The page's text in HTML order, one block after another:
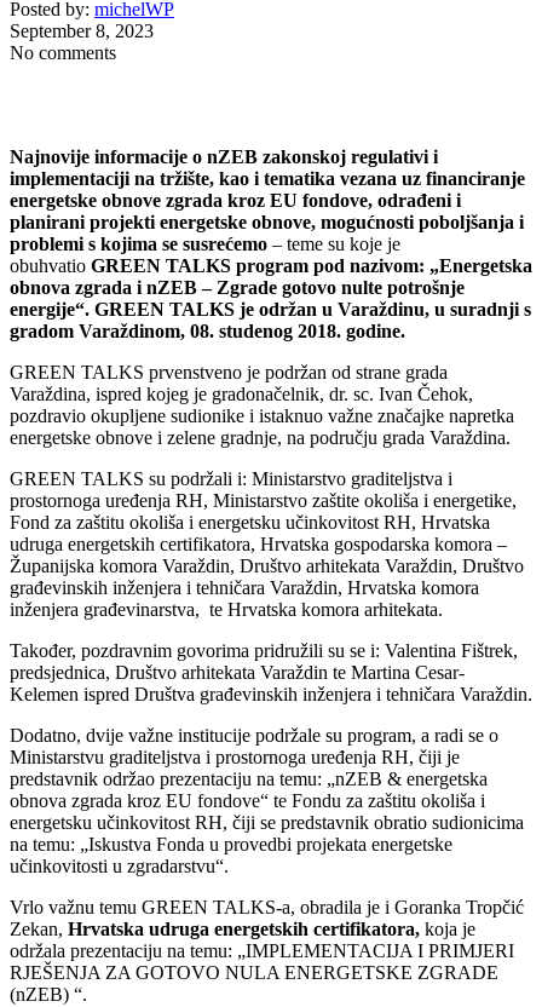
Posted by: michelWP
September 8, 2023
No comments
Najnovije informacije o nZEB zakonskoj regulativi i
implementaciji na tržište, kao i tematika vezana uz financiranje
energetske obnove zgrada kroz EU fondove, odrađeni i
planirani projekti energetske obnove, mogućnosti poboljšanja i
problemi s kojima se susrećemo – teme su koje je
obuhvatio GREEN TALKS program pod nazivom: „Energetska
obnova zgrada i nZEB – Zgrade gotovo nulte potrošnje
energije“. GREEN TALKS je održan u Varaždinu, u suradnji s
gradom Varaždinom, 08. studenog 2018. godine.
GREEN TALKS prvenstveno je podržan od strane grada
Varaždina, ispred kojeg je gradonačelnik, dr. sc. Ivan Čehok,
pozdravio okupljene sudionike i istaknuo važne značajke napretka
energetske obnove i zelene gradnje, na području grada Varaždina.
GREEN TALKS su podržali i: Ministarstvo graditeljstva i
prostornoga uređenja RH, Ministarstvo zaštite okoliša i energetike,
Fond za zaštitu okoliša i energetsku učinkovitost RH, Hrvatska
udruga energetskih certifikatora, Hrvatska gospodarska komora –
Županijska komora Varaždin, Društvo arhitekata Varaždin, Društvo
građevinskih inženjera i tehničara Varaždin, Hrvatska komora
inženjera građevinarstva, te Hrvatska komora arhitekata.
Također, pozdravnim govorima pridružili su se i: Valentina Fištrek,
predsjednica, Društvo arhitekata Varaždin te Martina Cesar-
Kelemen ispred Društva građevinskih inženjera i tehničara Varaždin.
Dodatno, dvije važne institucije podržale su program, a radi se o
Ministarstvu graditeljstva i prostornoga uređenja RH, čiji je
predstavnik održao prezentaciju na temu: „nZEB & energetska
obnova zgrada kroz EU fondove“ te Fondu za zaštitu okoliša i
energetsku učinkovitost RH, čiji se predstavnik obratio sudionicima
na temu: „Iskustva Fonda u provedbi projekata energetske
učinkovitosti u zgradarstvu“.
Vrlo važnu temu GREEN TALKS-a, obradila je i Goranka Tropčić
Zekan, Hrvatska udruga energetskih certifikatora, koja je
održala prezentaciju na temu: „IMPLEMENTACIJA I PRIMJERI
RJEŠENJA ZA GOTOVO NULA ENERGETSKE ZGRADE
(nZEB) “.